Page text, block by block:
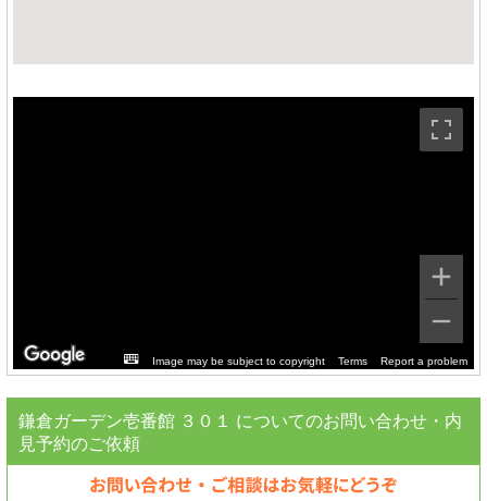
Image may be subject to copyright Terms Report a problem
鎌倉ガーデン壱番館 ３０１ についてのお問い合わせ・内
見予約のご依頼